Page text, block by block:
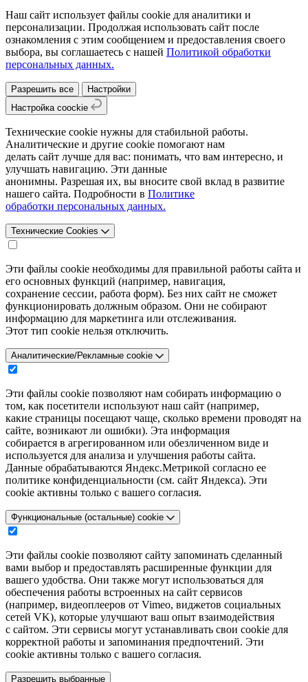
Наш сайт использует файлы cookie для аналитики и
персонализации. Продолжая использовать сайт после
ознакомления с этим сообщением и предоставления своего
выбора, вы соглашаетесь с нашей Политикой обработки
персональных данных.
Разрешить все
Настройки
Настройка coockie
Технические cookie нужны для стабильной работы.
Аналитические и другие cookie помогают нам
делать сайт лучше для вас: понимать, что вам интересно, и
улучшать навигацию. Эти данные
анонимны. Разрешая их, вы вносите свой вклад в развитие
нашего сайта. Подробности в Политике
обработки персональных данных.
Технические Cookies
Эти файлы cookie необходимы для правильной работы сайта и
его основных функций (например, навигация,
сохранение сессии, работа форм). Без них сайт не сможет
функционировать должным образом. Они не собирают
информацию для маркетинга или отслеживания.
Этот тип cookie нельзя отключить.
Аналитические/Рекламные cookie
Эти файлы cookie позволяют нам собирать информацию о
том, как посетители используют наш сайт (например,
какие страницы посещают чаще, сколько времени проводят на
сайте, возникают ли ошибки). Эта информация
собирается в агрегированном или обезличенном виде и
используется для анализа и улучшения работы сайта.
Данные обрабатываются Яндекс.Метрикой согласно ее
политике конфиденциальности (см. сайт Яндекса). Эти
cookie активны только с вашего согласия.
Функциональные (остальные) cookie
Эти файлы cookie позволяют сайту запоминать сделанный
вами выбор и предоставлять расширенные функции для
вашего удобства. Они также могут использоваться для
обеспечения работы встроенных на сайт сервисов
(например, видеоплееров от Vimeo, виджетов социальных
сетей VK), которые улучшают ваш опыт взаимодействия
с сайтом. Эти сервисы могут устанавливать свои cookie для
корректной работы и запоминания предпочтений. Эти
cookie активны только с вашего согласия.
Разрешить выбранные